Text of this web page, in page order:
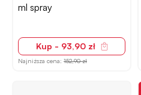
ml spray
Kup - 93,90 zł
Najniższa cena: 152,90 zł